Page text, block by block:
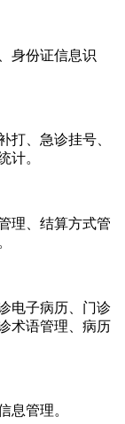
身份证信息识
打、急诊挂号、
计。
理、结算方式管
电子病历、门诊
术语管理、病历
息管理。